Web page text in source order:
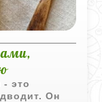
это
Он